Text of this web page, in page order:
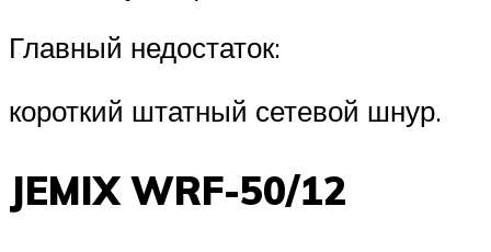
Главный недостаток:
короткий штатный сетевой шнур.
JEMIX WRF-50/12